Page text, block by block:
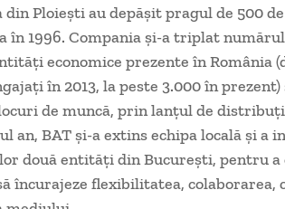
Ploiești au depășit pragul de 500
în 1996. Compania și-a triplat
economice prezente în România
în 2013, la peste 3.000 în prezent)
de muncă, prin lanțul de
an, BAT și-a extins echipa locală și a
două entități din București, pentru
încurajeze flexibilitatea, colaborarea,